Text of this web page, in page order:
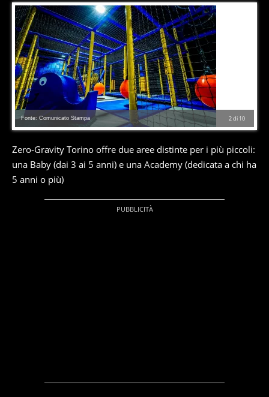
2di 10
Fonte: Comunicato Stampa
Zero-Gravity Torino offre due aree distinte per i più piccoli:
una Baby (dai 3 ai 5 anni) e una Academy (dedicata a chi ha
5 anni o più)